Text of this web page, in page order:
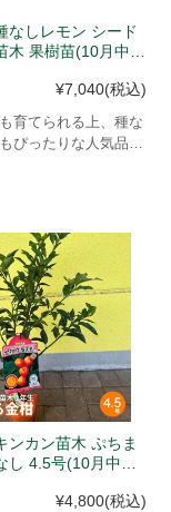
なしレモン シード
木 果樹苗(10月中旬
¥7,040(税込)
育てられる上、種な
ぴったりな人気品種
ンカン苗木 ぷちま
し 4.5号(10月中旬
¥4,800(税込)